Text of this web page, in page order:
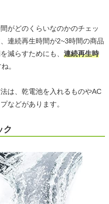
がどのくらいなのかのチェッ
連続再生時間が2~3時間の商品
減らすためにも、 連続再生時
。
は、乾電池を入れるものやAC
などがあります。
ク